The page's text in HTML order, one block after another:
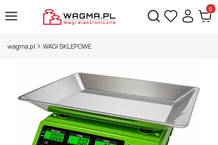
Otwórz wyszukiwarkę
wagma.pl WAGI SKLEPOWE